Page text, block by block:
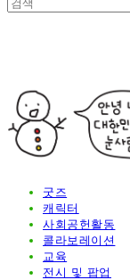
굿즈
캐릭터
사회공헌활동
콜라보레이션
교육
전시 및 팝업